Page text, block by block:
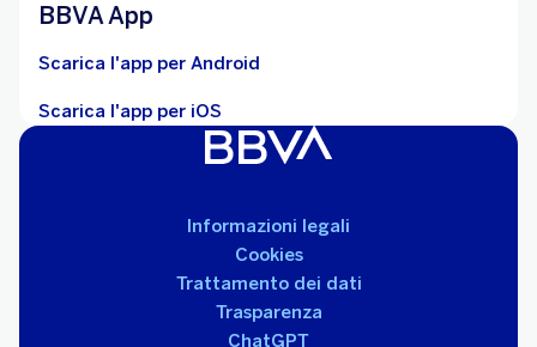
BBVA App
Scarica l'app per Android
Scarica l'app per iOS
Informazioni legali
Cookies
Trattamento dei dati
Trasparenza
ChatGPT